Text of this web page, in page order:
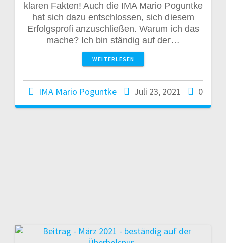
klaren Fakten! Auch die IMA Mario Poguntke
hat sich dazu entschlossen, sich diesem
Erfolgsprofi anzuschließen. Warum ich das
mache? Ich bin ständig auf der…
WEITERLESEN
IMA Mario Poguntke Juli 23, 2021 0